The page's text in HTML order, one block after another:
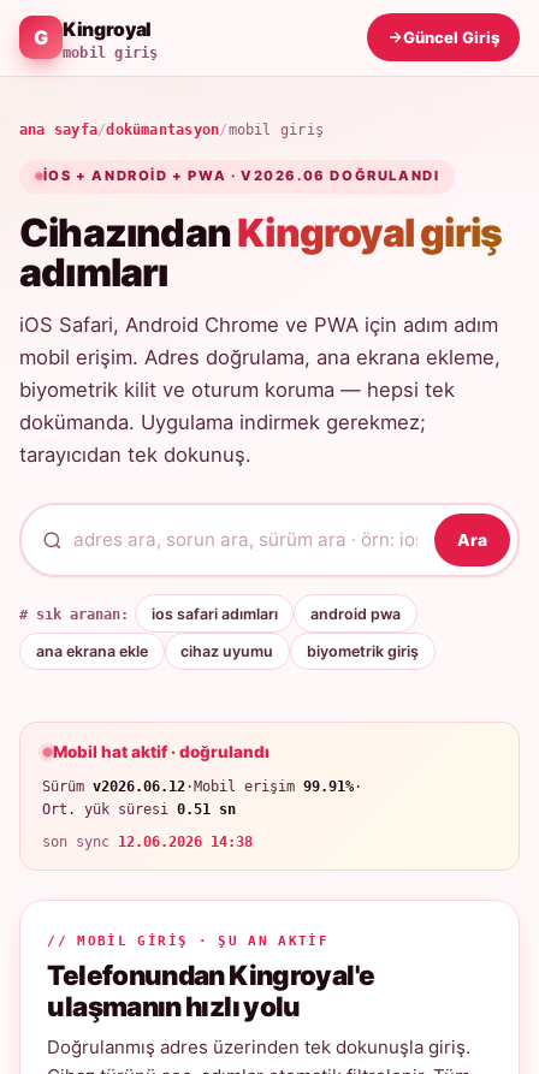
Kingroyal
mobil giriş
Güncel Giriş
ana sayfa/dokümantasyon/mobil giriş
IOS + ANDROID + PWA · V2026.06 DOĞRULANDI
CihazındanKingroyal giriş
adımları
iOS Safari, Android Chrome ve PWA için adım adım
mobil erişim. Adres doğrulama, ana ekrana ekleme,
biyometrik kilit ve oturum koruma — hepsi tek
dokümanda. Uygulama indirmek gerekmez;
tarayıcıdan tek dokunuş.
Ara
# sık aranan: ios safari adımları android pwa
ana ekrana ekle cihaz uyumu biyometrik giriş
Mobil hat aktif · doğrulandı
Sürüm v2026.06.12·Mobil erişim 99.91%·
Ort. yük süresi 0.51 sn
son sync 12.06.2026 14:38
// MOBIL GIRIŞ · ŞU AN AKTIF
Telefonundan Kingroyal'e
ulaşmanın hızlı yolu
Doğrulanmış adres üzerinden tek dokunuşla giriş.